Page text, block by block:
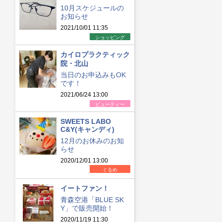
10月スケジュールの
お知らせ
2021/10/01 11:35
ショッピング
カイロプラクティック
院・北山
当日のお申込みもOK
です！
2021/06/24 13:00
ビューティー
SWEETS LABO
C&Y(キャンディ)
12月のお休みのお知
らせ
2020/12/01 13:00
ぐるめ
イートファン！
青森空港「BLUE SK
Y」で販売開始！
2020/11/19 11:30